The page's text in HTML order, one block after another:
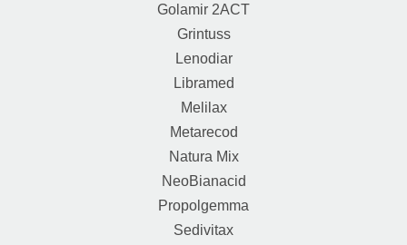
Golamir 2ACT
Grintuss
Lenodiar
Libramed
Melilax
Metarecod
Natura Mix
NeoBianacid
Propolgemma
Sedivitax